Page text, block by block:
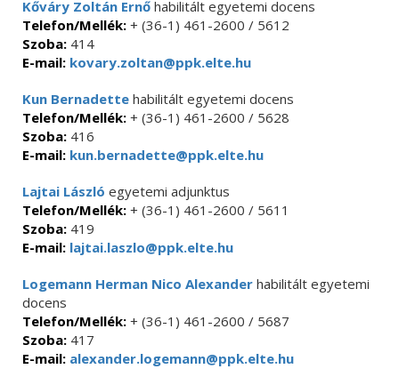
Kőváry Zoltán Ernő habilitált egyetemi docens
Telefon/Mellék: + (36-1) 461-2600 / 5612
Szoba: 414
E-mail: kovary.zoltan@ppk.elte.hu
Kun Bernadette habilitált egyetemi docens
Telefon/Mellék: + (36-1) 461-2600 / 5628
Szoba: 416
E-mail: kun.bernadette@ppk.elte.hu
Lajtai László egyetemi adjunktus
Telefon/Mellék: + (36-1) 461-2600 / 5611
Szoba: 419
E-mail: lajtai.laszlo@ppk.elte.hu
Logemann Herman Nico Alexander habilitált egyetemi
docens
Telefon/Mellék: + (36-1) 461-2600 / 5687
Szoba: 417
E-mail: alexander.logemann@ppk.elte.hu